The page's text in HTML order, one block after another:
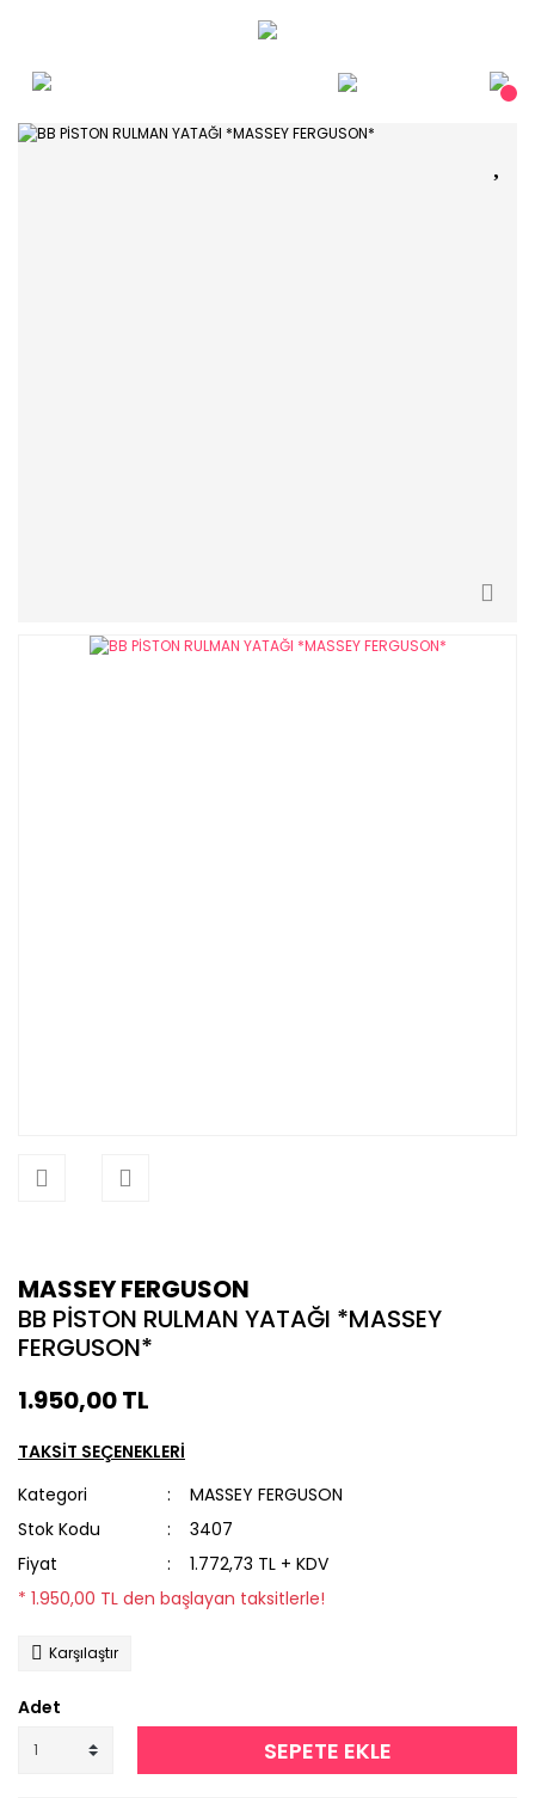
MASSEY FERGUSON
BB PİSTON RULMAN YATAĞI *MASSEY
FERGUSON*
1.950,00 TL
TAKSİT SEÇENEKLERİ
Kategori
MASSEY FERGUSON
Stok Kodu
3407
Fiyat
1.772,73 TL + KDV
* 1.950,00 TL den başlayan taksitlerle!
Karşılaştır
Adet
SEPETE EKLE